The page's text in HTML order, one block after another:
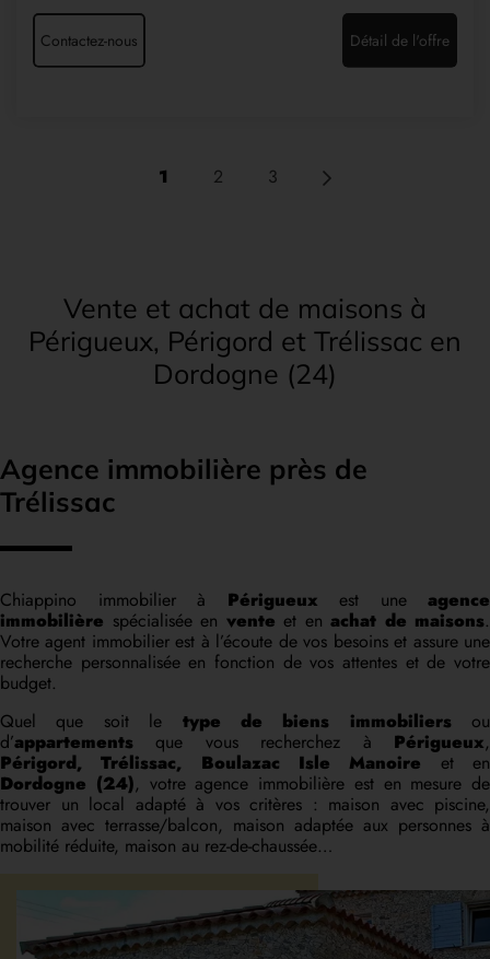
Contactez-nous Détail de l'offre
1 2 3
Vente et achat de maisons à
Périgueux, Périgord et Trélissac en
Dordogne (24)
Agence immobilière près de
Trélissac
Chiappino immobilier à Périgueux est une agence
immobilière spécialisée en vente et en achat de maisons.
Votre agent immobilier est à l’écoute de vos besoins et assure une
recherche personnalisée en fonction de vos attentes et de votre
budget.
Quel que soit le type de biens immobiliers ou
d’appartements que vous recherchez à Périgueux,
Périgord, Trélissac, Boulazac Isle Manoire et en
Dordogne (24), votre agence immobilière est en mesure de
trouver un local adapté à vos critères : maison avec piscine,
maison avec terrasse/balcon, maison adaptée aux personnes à
mobilité réduite, maison au rez-de-chaussée…